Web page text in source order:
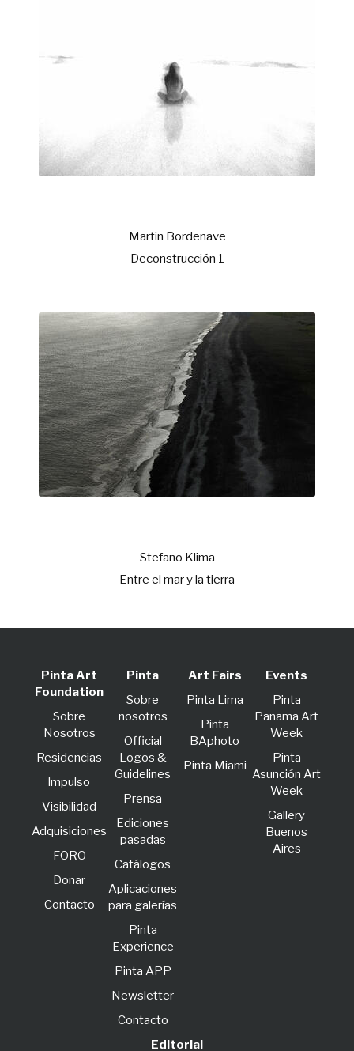
Martin Bordenave
Deconstrucción 1
Stefano Klima
Entre el mar y la tierra
Pinta Art
Foundation
Sobre
Nosotros
Residencias
lmpulso
Visibilidad
Adquisiciones
FORO
Donar
Contacto
Pinta
Sobre
nosotros
Official
Logos &
Guidelines
Prensa
Ediciones
pasadas
Catálogos
Aplicaciones
para galerías
Pinta
Experience
Pinta APP
Newsletter
Contacto
Art Fairs
Pinta Lima
Pinta
BAphoto
Pinta Miami
Events
Pinta
Panama Art
Week
Pinta
Asunción Art
Week
Gallery
Buenos
Aires
Editorial